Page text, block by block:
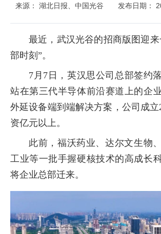
来源： 湖北日报、中国光谷 发布日期：
最近，武汉光谷的招商版图迎
部时刻”。
7月7日，英汉思公司总部签约
站在第三代半导体前沿赛道上的企
外延设备端到端解决方案，公司成
资亿元以上。
此前，福沃药业、达尔文生物
工业等一批手握硬核技术的高成长
将企业总部迁来。